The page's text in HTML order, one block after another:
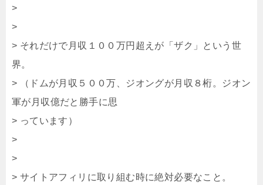
>
>
> それだけで月収１００万円超えが「ザク」という世
界。
> （ドムが月収５００万、ジオングが月収８桁。ジオン
軍が月収億だと勝手に思
> っています）
>
>
> サイトアフィリに取り組む時に絶対必要なこと。